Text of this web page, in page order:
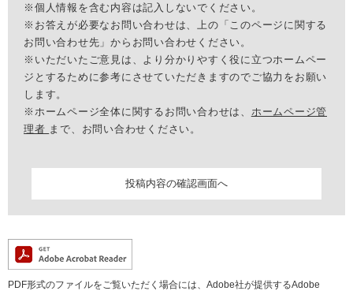
※個人情報を含む内容は記入しないでください。
※お答えが必要なお問い合わせは、上の「このページに関する
お問い合わせ先」からお問い合わせください。
※いただいたご意見は、より分かりやすく役に立つホームペー
ジとするために参考にさせていただきますのでご協力をお願い
します。
※ホームページ全体に関するお問い合わせは、 ホームページ管
理者 まで、お問い合わせください。
PDF形式のファイルをご覧いただく場合には、Adobe社が提供するAdobe